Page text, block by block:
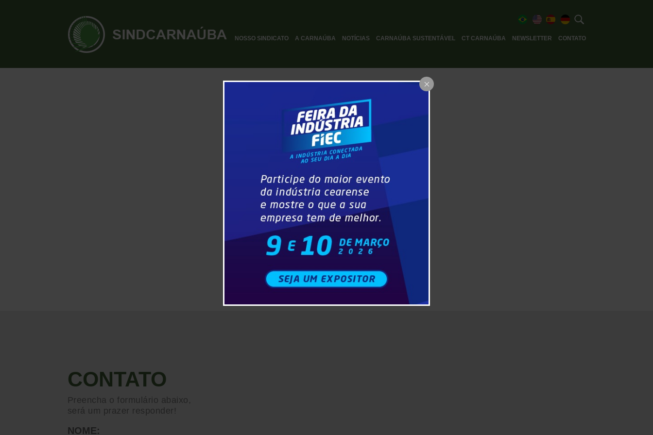
NOSSO SINDICATO A CARNAÚBA NOTÍCIAS CARNAÚBA SUSTENTÁVEL CT CARNAÚBA NEWSLETTER CONTATO
CONTATO
Preencha o formulário abaixo,
será um prazer responder!
NOME: